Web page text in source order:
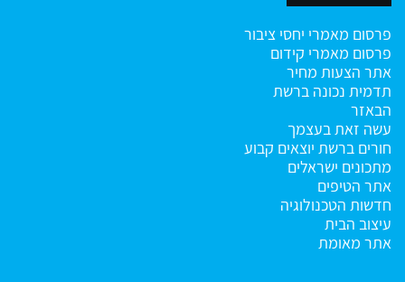
פרסום מאמרי יחסי ציבור
פרסום מאמרי קידום
אתר הצעות מחיר
תדמית נכונה ברשת
הבאזר
עשה זאת בעצמך
חורים ברשת יוצאים קבוע
מתכונים ישראלים
אתר הטיפים
חדשות הטכנולוגיה
עיצוב הבית
אתר מאומת